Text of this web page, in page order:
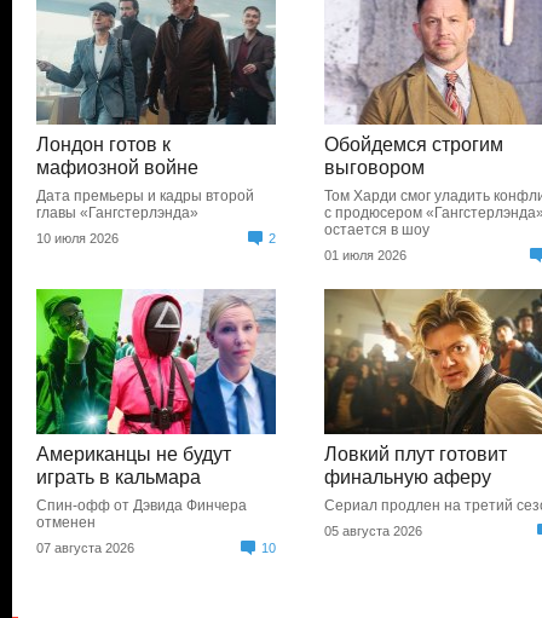
Лондон готов к
мафиозной войне
Дата премьеры и кадры второй
главы «Гангстерлэнда»
10 июля 2026 2
Обойдемся строгим
выговором
Том Харди смог уладить
с продюсером
остается в шоу
01 июля 2026
Американцы не будут
играть в кальмара
Спин-офф от Дэвида Финчера
отменен
07 августа 2026 10
Ловкий плут готовит
финальную аферу
Сериал продлен на третий
05 августа 2026